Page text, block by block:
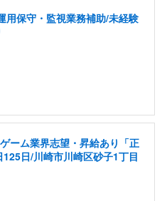
用保守・監視業務補助/未経験
ーム業界志望・昇給あり「正
日/川崎市川崎区砂子1丁目